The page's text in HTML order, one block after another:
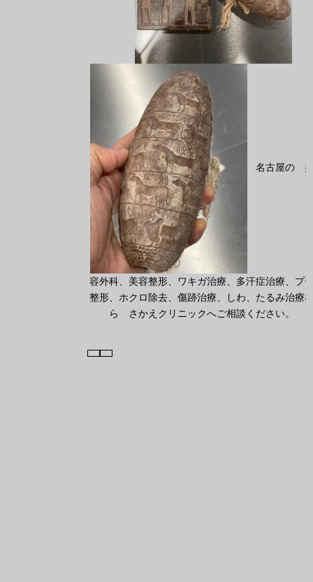
名古屋の
容外科、美容整形、ワキガ治療、多汗症治療、プ
整形、ホクロ除去、傷跡治療、しわ、たるみ治療
ら さかえクリニックへご相談ください。